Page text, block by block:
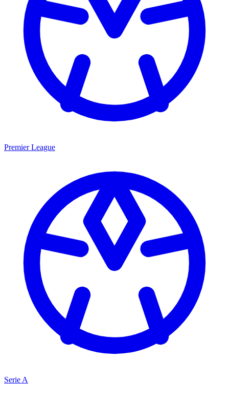
Premier League
Serie A